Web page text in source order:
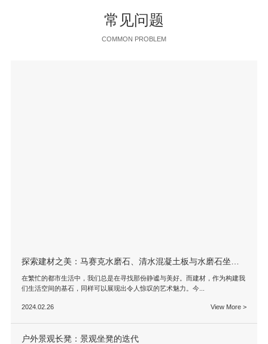
常见问题
COMMON PROBLEM
在繁忙的都市生活中，我们总是在寻找那份静谧与美好。而建材，作为构建我
们生活空间的基石，同样可以展现出令人惊叹的艺术魅力。今...
2024.02.26 View More >
户外景观长凳：景观坐凳的迭代